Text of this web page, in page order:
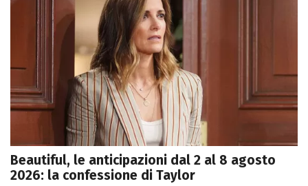
Beautiful, le anticipazioni dal 2 al 8 agosto
2026: la confessione di Taylor